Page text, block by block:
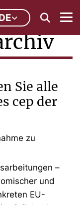
Sie alle
cep der
zu
–
und
EU-